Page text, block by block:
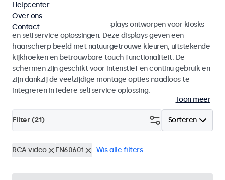
selfservice
Monitoren en touchscreen displays ontworpen voor kiosks
en selfservice oplossingen. Deze displays geven een
haarscherp beeld met natuurgetrouwe kleuren, uitstekende
kijkhoeken en betrouwbare touch functionaliteit. De
schermen zijn geschikt voor intenstief en continu gebruik en
zijn dankzij de veelzijdige montage opties naadloos te
integreren in iedere selfservice oplossing.
Toon meer
Sorteren
Filter (21)
RCA video EN60601 Wis alle filters
Helpcenter
Over ons
Contact